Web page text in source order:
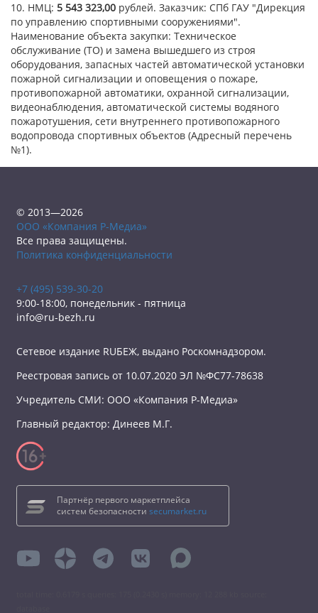
10. НМЦ: 5 543 323,00 рублей. Заказчик: СПб ГАУ "Дирекция
по управлению спортивными сооружениями".
Наименование объекта закупки: Техническое
обслуживание (ТО) и замена вышедшего из строя
оборудования, запасных частей автоматической установки
пожарной сигнализации и оповещения о пожаре,
противопожарной автоматики, охранной сигнализации,
видеонаблюдения, автоматической системы водяного
пожаротушения, сети внутреннего противопожарного
водопровода спортивных объектов (Адресный перечень
№1).
© 2013—2026
ООО «Компания Р-Медиа»
Все права защищены.
Политика конфиденциальности
+7 (495) 539-30-20
9:00-18:00, понедельник - пятница
info@ru-bezh.ru
Сетевое издание RUБЕЖ, выдано Роскомнадзором.
Реестровая запись от 10.07.2020 ЭЛ №ФС77-78638
Учредитель СМИ: ООО «Компания Р-Медиа»
Главный редактор: Динеев М.Г.
Партнёр первого маркетплейса
систем безопасности secumarket.ru